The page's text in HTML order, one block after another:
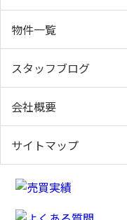
物件一覧
スタッフブログ
会社概要
サイトマップ